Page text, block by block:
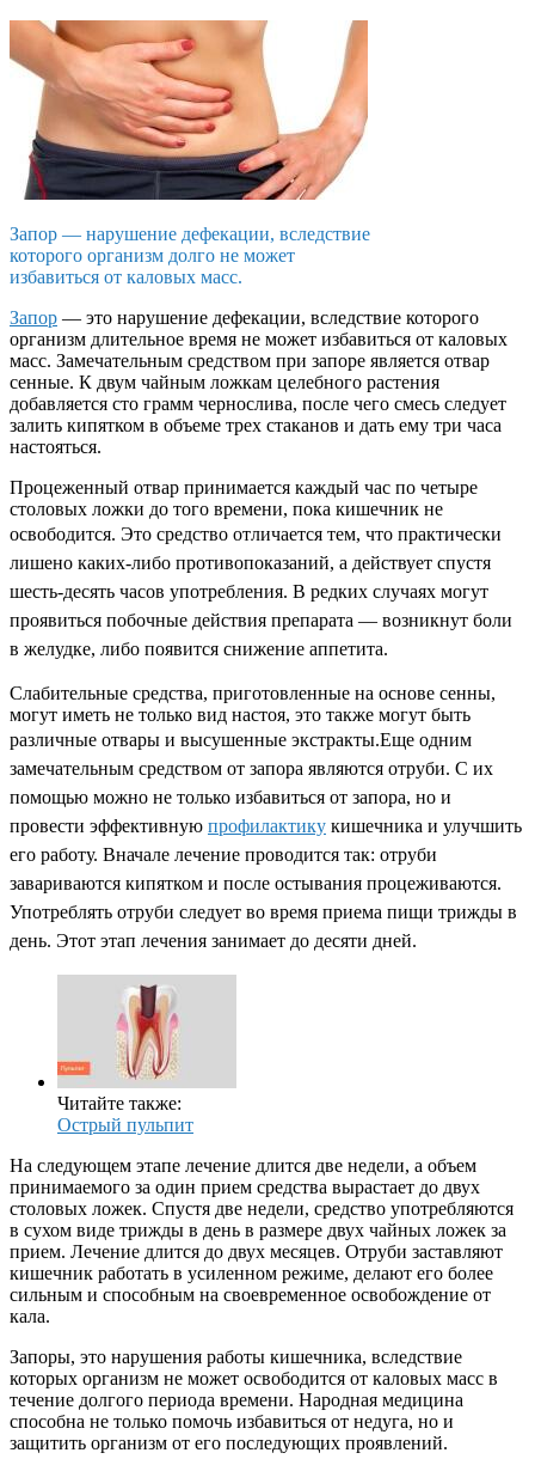
Запор — нарушение дефекации, вследствие
которого организм долго не может
избавиться от каловых масс.
Запор — это нарушение дефекации, вследствие которого
организм длительное время не может избавиться от каловых
масс. Замечательным средством при запоре является отвар
сенные. К двум чайным ложкам целебного растения
добавляется сто грамм чернослива, после чего смесь следует
залить кипятком в объеме трех стаканов и дать ему три часа
настояться.
Процеженный отвар принимается каждый час по четыре
столовых ложки до того времени, пока кишечник не
освободится. Это средство отличается тем, что практически
лишено каких-либо противопоказаний, а действует спустя
шесть-десять часов употребления. В редких случаях могут
проявиться побочные действия препарата — возникнут боли
в желудке, либо появится снижение аппетита.
Слабительные средства, приготовленные на основе сенны,
могут иметь не только вид настоя, это также могут быть
различные отвары и высушенные экстракты.Еще одним
замечательным средством от запора являются отруби. С их
помощью можно не только избавиться от запора, но и
провести эффективную профилактику кишечника и улучшить
его работу. Вначале лечение проводится так: отруби
завариваются кипятком и после остывания процеживаются.
Употреблять отруби следует во время приема пищи трижды в
день. Этот этап лечения занимает до десяти дней.
Читайте также:
Острый пульпит
На следующем этапе лечение длится две недели, а объем
принимаемого за один прием средства вырастает до двух
столовых ложек. Спустя две недели, средство употребляются
в сухом виде трижды в день в размере двух чайных ложек за
прием. Лечение длится до двух месяцев. Отруби заставляют
кишечник работать в усиленном режиме, делают его более
сильным и способным на своевременное освобождение от
кала.
Запоры, это нарушения работы кишечника, вследствие
которых организм не может освободится от каловых масс в
течение долгого периода времени. Народная медицина
способна не только помочь избавиться от недуга, но и
защитить организм от его последующих проявлений.